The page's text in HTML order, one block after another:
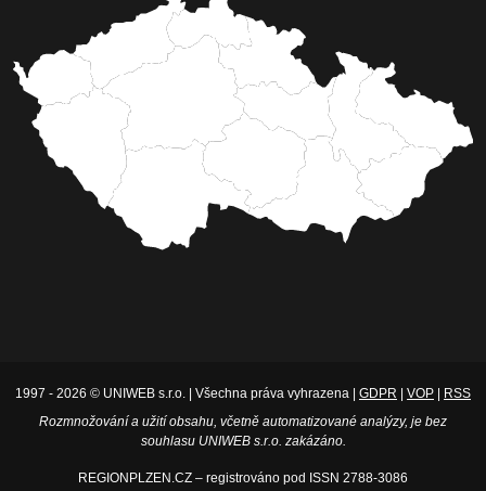
1997 - 2026 © UNIWEB s.r.o. | Všechna práva vyhrazena | GDPR VOP
RSS
Rozmnožování a užití obsahu, včetně automatizované analýzy, je bez
souhlasu UNIWEB s.r.o. zakázáno.
REGIONPLZEN.CZ – registrováno pod ISSN 2788-3086